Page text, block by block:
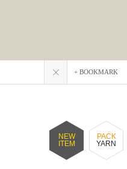
+ BOOKMARK
NEW
ITEM
PACK
YARN